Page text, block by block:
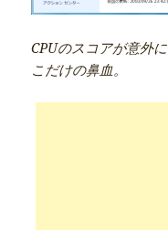
CPUのスコアが意外
こだけの鼻血。